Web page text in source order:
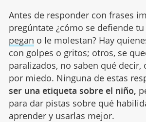
Antes de responder con frases
pregúntate ¿cómo se defiende
pegan o le molestan? Hay
con golpes o gritos; otros, se
paralizados, no saben qué decir,
por miedo. Ninguna de estas
ser una etiqueta sobre el niño,
para dar pistas sobre qué
aprender y usarlas mejor.